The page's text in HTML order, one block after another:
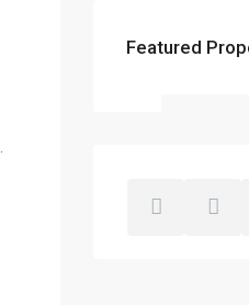
Featured